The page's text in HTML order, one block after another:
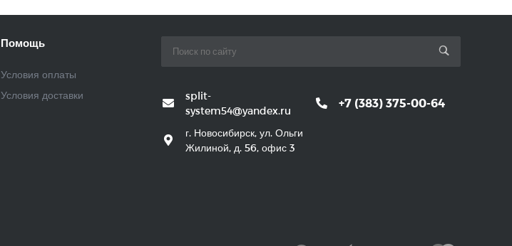
Помощь
Условия оплаты
Условия доставки
split-
system54@yandex.ru
+7 (383) 375-00-64
г. Новосибирск, ул. Ольги
Жилиной, д. 56, офис 3